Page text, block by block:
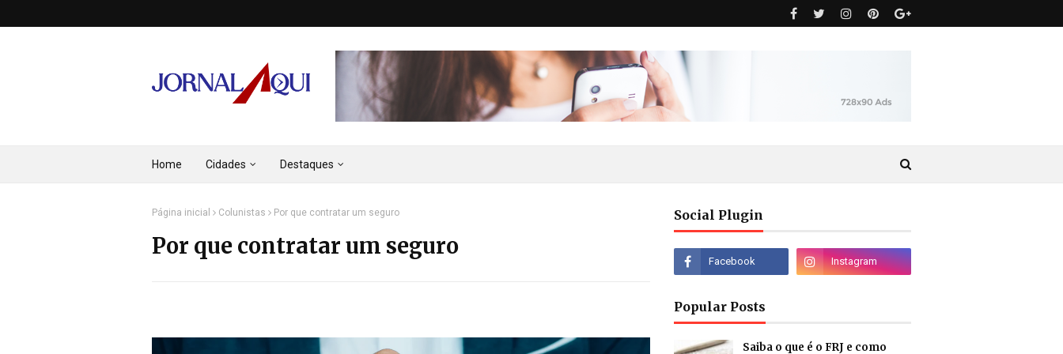
Home Cidades Destaques
Página inicial Colunistas Por que contratar um seguro
Por que contratar um seguro
Social Plugin
Popular Posts
Saiba o que é o FRJ e como